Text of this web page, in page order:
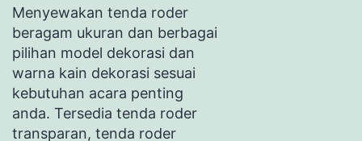
Menyewakan tenda roder
beragam ukuran dan berbagai
pilihan model dekorasi dan
warna kain dekorasi sesuai
kebutuhan acara penting
anda. Tersedia tenda roder
transparan, tenda roder